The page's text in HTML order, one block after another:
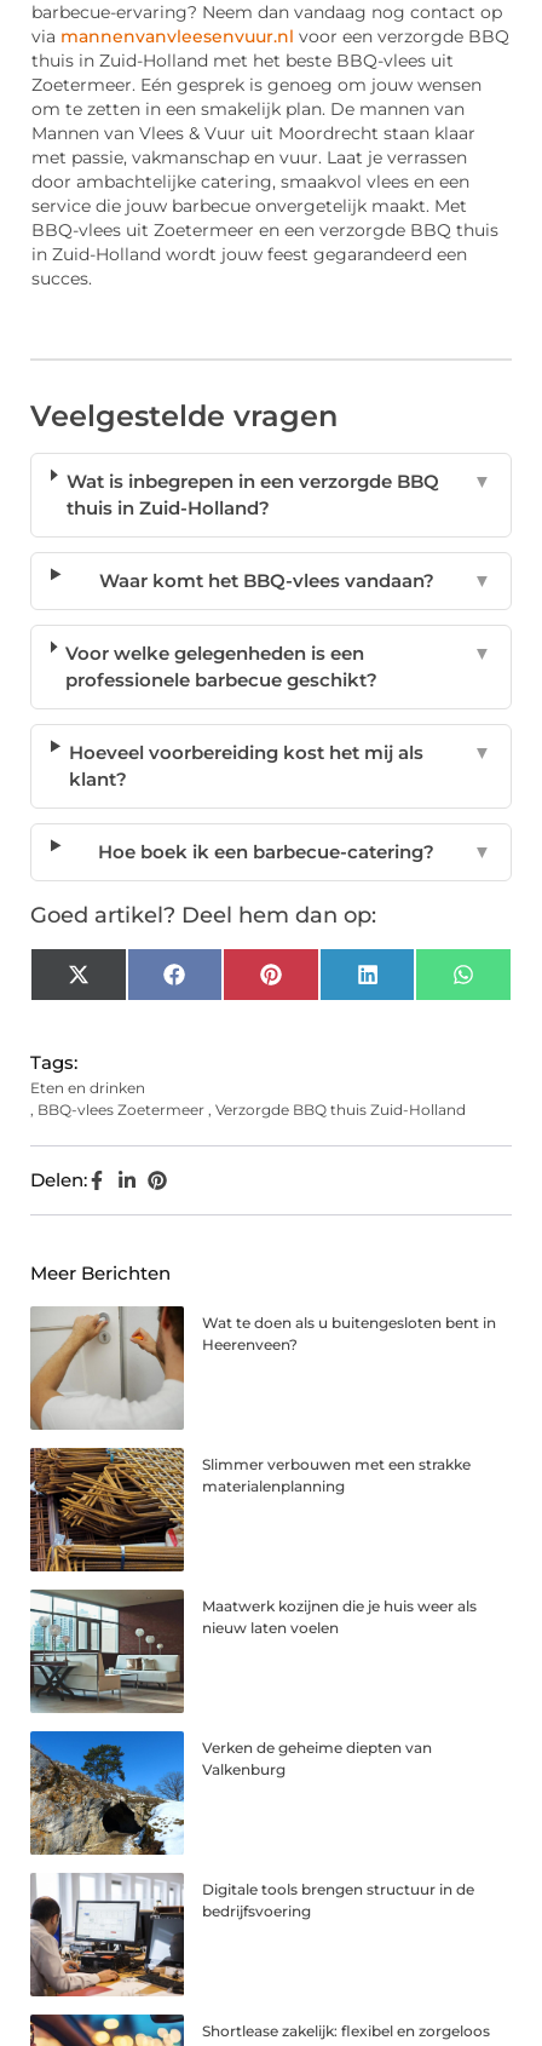
barbecue-ervaring? Neem dan vandaag nog contact op
via mannenvanvleesenvuur.nl voor een verzorgde BBQ
thuis in Zuid-Holland met het beste BBQ-vlees uit
Zoetermeer. Eén gesprek is genoeg om jouw wensen
om te zetten in een smakelijk plan. De mannen van
Mannen van Vlees & Vuur uit Moordrecht staan klaar
met passie, vakmanschap en vuur. Laat je verrassen
door ambachtelijke catering, smaakvol vlees en een
service die jouw barbecue onvergetelijk maakt. Met
BBQ-vlees uit Zoetermeer en een verzorgde BBQ thuis
in Zuid-Holland wordt jouw feest gegarandeerd een
succes.
Veelgestelde vragen
Wat is inbegrepen in een verzorgde BBQ
thuis in Zuid-Holland?
▼
Waar komt het BBQ-vlees vandaan? ▼
Voor welke gelegenheden is een
professionele barbecue geschikt?
▼
Hoeveel voorbereiding kost het mij als
klant?
▼
Hoe boek ik een barbecue-catering? ▼
Goed artikel? Deel hem dan op:
X
(Twitter)
FacebookPinterest LinkedIn
Tags:
Eten en drinken
, BBQ-vlees Zoetermeer , Verzorgde BBQ thuis Zuid-Holland
Delen:
Meer Berichten
Wat te doen als u buitengesloten bent in
Heerenveen?
Slimmer verbouwen met een strakke
materialenplanning
Maatwerk kozijnen die je huis weer als
nieuw laten voelen
Verken de geheime diepten van
Valkenburg
Digitale tools brengen structuur in de
bedrijfsvoering
Shortlease zakelijk: flexibel en zorgeloos